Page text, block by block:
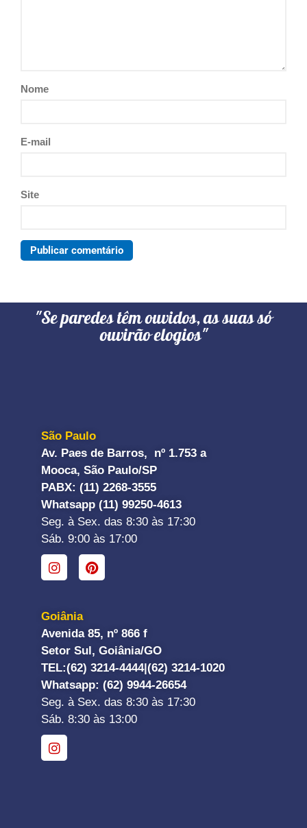
Nome
E-mail
Site
"Se paredes têm ouvidos, as suas só
ouvirão elogios"
São Paulo
Av. Paes de Barros, nº 1.753 a
Mooca, São Paulo/SP
PABX: (11) 2268-3555
Whatsapp (11) 99250-4613
Seg. à Sex. das 8:30 às 17:30
Sáb. 9:00 às 17:00
Goiânia
Avenida 85, nº 866 f
Setor Sul, Goiânia/GO
TEL:(62) 3214-4444| (62) 3214-1020
Whatsapp: (62) 9944-26654
Seg. à Sex. das 8:30 às 17:30
Sáb. 8:30 às 13:00